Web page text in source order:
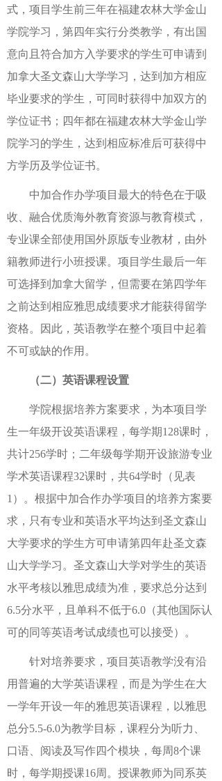
式，项目学生前三年在福建农林大学金山
学院学习，第四年实行分类教学，有出国
意向且符合加方入学要求的学生可申请到
加拿大圣文森山大学学习，达到加方相应
毕业要求的学生，可同时获得中加双方的
学位证书；四年都在福建农林大学金山学
院学习的学生，达到相应标准后可获得中
方学历及学位证书。
中加合作办学项目最大的特色在于吸
收、融合优质海外教育资源与教育模式，
专业课全部使用国外原版专业教材，由外
籍教师进行小班授课。项目学生最后一年
可选择到加拿大留学，但需要在第四学年
之前达到相应雅思成绩要求才能获得留学
资格。因此，英语教学在整个项目中起着
不可或缺的作用。
（二）英语课程设置
学院根据培养方案要求，为本项目学
生一年级开设英语课程，每学期128课时，
共计256学时；二年级每学期开设旅游专业
学术英语课程32课时，共64学时（见表
1）。根据中加合作办学项目的培养方案要
求，只有专业和英语水平均达到圣文森山
大学要求的学生方可申请第四年赴圣文森
山大学学习。圣文森山大学对学生的英语
水平考核以雅思成绩为准，要求总分达到
6.5分水平，且单科不低于6.0（其他国际认
可的同等英语考试成绩也可以接受）。
针对培养要求，项目英语教学没有沿
用普遍的大学英语课程，而是为学生在大
一学年开设一年的雅思英语课程，以雅思
总分5.5-6.0为教学目标，课程分为听力、
口语、阅读及写作四个模块，每周8个课
时，每学期授课16周。授课教师为同系英